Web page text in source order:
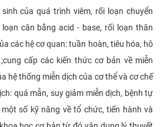
của quá trình viêm, rối loạn chuyển
cân bằng acid - base, rối loạn thân
các hệ cơ quan: tuần hoàn, tiêu hóa, hô
cấp các kiến thức cơ bản về miễn
hệ thống miễn dịch của cơ thể và cơ chế
quá mẫn, suy giảm miễn dịch, bệnh tự
số kỹ năng về tổ chức, tiến hành và